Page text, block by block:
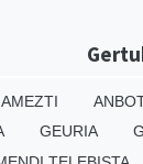
AMEZTI
GEURIA